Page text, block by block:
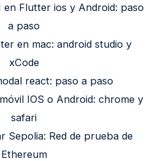
Flutter ios y Android: paso
a paso
en mac: android studio y
xCode
react: paso a paso
IOS o Android: chrome y
safari
Sepolia: Red de prueba de
Ethereum